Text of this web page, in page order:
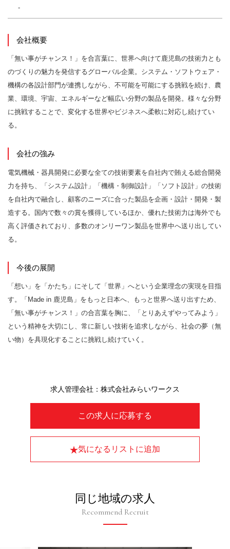
-
会社概要
「無い事がチャンス！」を合言葉に、世界へ向けて鹿児島の技術力とも
のづくりの魅力を発信するグローバル企業。システム・ソフトウェア・
機構の各設計部門が連携しながら、不可能を可能にする挑戦を続け、農
業、環境、宇宙、エネルギーなど幅広い分野の製品を開発。様々な分野
に挑戦することで、変化する世界やビジネスへ柔軟に対応し続けてい
る。
会社の強み
電気機械・器具開発に必要な全ての技術要素を自社内で賄える総合開発
力を持ち、「システム設計」「機構・制御設計」「ソフト設計」の技術
を自社内で融合し、顧客のニーズに合った製品を企画・設計・開発・製
造する。国内で数々の賞を獲得しているほか、優れた技術力は海外でも
高く評価されており、多数のオンリーワン製品を世界中へ送り出してい
る。
今後の展開
「想い」を「かたち」にそして「世界」へという企業理念の実現を目指
す。「Made in 鹿児島」をもっと日本へ、もっと世界へ送り出すため、
「無い事がチャンス！」の合言葉を胸に、「とりあえずやってみよう」
という精神を大切にし、常に新しい技術を追求しながら、社会の夢（無
い物）を具現化することに挑戦し続けていく。
この求人に応募する
気になるリストに追加
求人管理会社：株式会社みらいワークス
同じ地域の求人
Recommend Recruit